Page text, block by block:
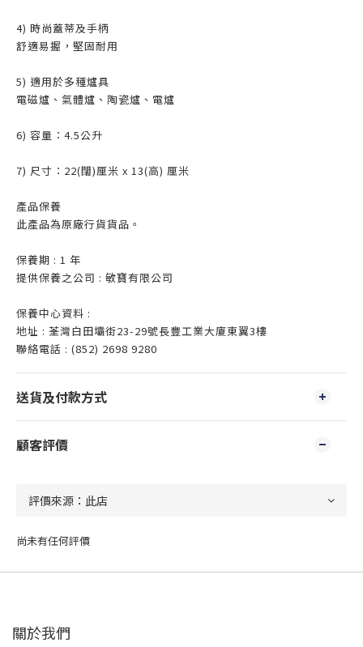
4) 時尚蓋蒂及手柄
舒適易握，堅固耐用
5) 適用於多種爐具
電磁爐、氣體爐、陶瓷爐、電爐
6) 容量：4.5公升
7) 尺寸：22(闊)厘米 x 13(高) 厘米
產品保養
此產品為原廠行貨貨品。
保養期 : 1 年
提供保養之公司 : 敏寶有限公司
保養中心資料 :
地址 : 荃灣白田壩街23-29號長豐工業大廈東翼3樓
聯絡電話 : (852) 2698 9280
送貨及付款方式
顧客評價
尚未有任何評價
關於我們